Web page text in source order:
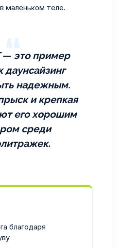
маленьком теле.
— это пример
даунсайзинг
надежным.
и крепкая
его хорошим
среди
благодаря